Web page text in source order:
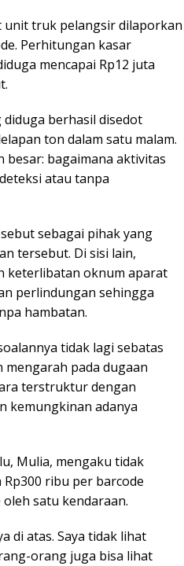
unit truk pelangsir dilaporkan
Perhitungan kasar
mencapai Rp12 juta
berhasil disedot
ton dalam satu malam.
bagaimana aktivitas
atau tanpa
sebagai pihak yang
tersebut. Di sisi lain,
keterlibatan oknum aparat
perlindungan sehingga
hambatan.
tidak lagi sebatas
mengarah pada dugaan
terstruktur dengan
kemungkinan adanya
Mulia, mengaku tidak
ribu per barcode
satu kendaraan.
di atas. Saya tidak lihat
orang juga bisa lihat